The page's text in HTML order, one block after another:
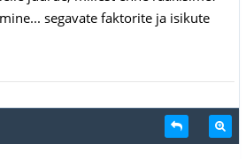
segavate faktorite ja isikute